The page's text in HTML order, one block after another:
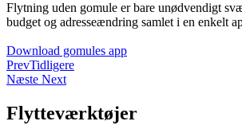
Flytning uden gomule er bare unødvendigt
budget og adresseændring samlet i en enkelt
Download gomules app
PrevTidligere
Næste Next
Flytteværktøjer